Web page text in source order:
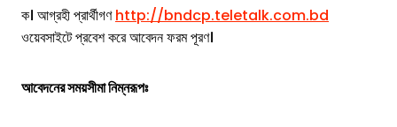
ক। আগ্রহী প্রার্থীগণhttp://bndcp.teletalk.com.bd
ওয়েবসাইটে প্রবেশ করে আবেদন ফরম পূরণ।
আবেদনের সময়সীমা নিম্নরূপঃ